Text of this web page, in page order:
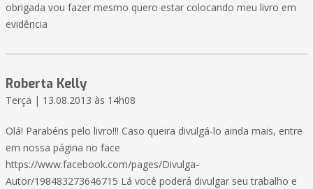
obrigada vou fazer mesmo quero estar colocando meu livro em
evidência
Roberta Kelly
Terça | 13.08.2013 às 14h08
Olá! Parabéns pelo livro!!! Caso queira divulgá-lo ainda mais, entre
em nossa página no face
https://www.facebook.com/pages/Divulga-
Autor/198483273646715 Lá você poderá divulgar seu trabalho e